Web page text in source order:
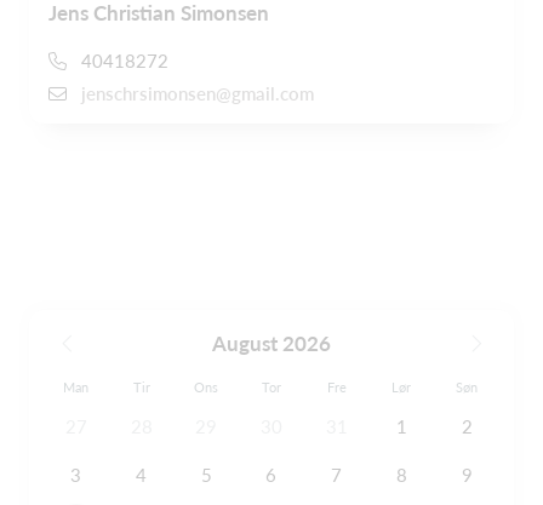
Jens Christian Simonsen
40418272
jenschrsimonsen@gmail.com
August 2026
Man Tir Ons Tor Fre Lør Søn
1 2
3 4 5 6 7 8 9